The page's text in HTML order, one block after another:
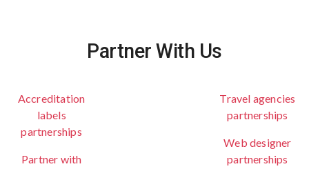
Partner With Us
Accreditation
labels
partnerships
Partner with
Travel agencies
partnerships
Web designer
partnerships